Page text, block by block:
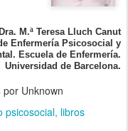
M.ª Teresa Lluch Canut
Enfermería Psicosocial y
Escuela de Enfermería.
Universidad de Barcelona.
por Unknown
psicosocial libros